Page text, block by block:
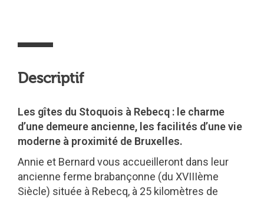
Descriptif
Les gîtes du Stoquois à Rebecq : le charme
d’une demeure ancienne, les facilités d’une vie
moderne à proximité de Bruxelles.
Annie et Bernard vous accueilleront dans leur
ancienne ferme brabançonne (du XVIIIème
Siècle) située à Rebecq, à 25 kilomètres de